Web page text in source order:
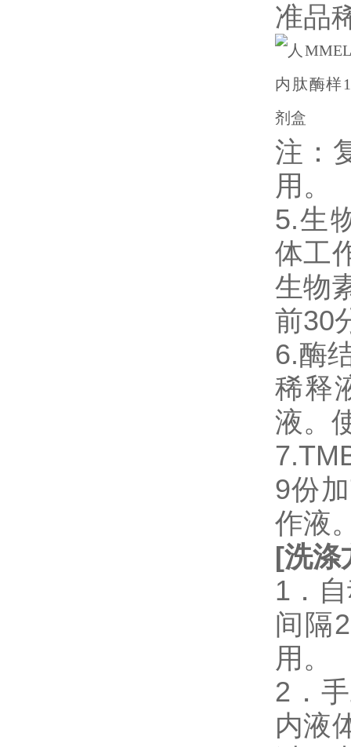
准品
注：
用。
5.生
体工
生物
前30
6.酶
稀释
液。
9份
作液
[洗涤
1．
间隔
用。
2．
内液